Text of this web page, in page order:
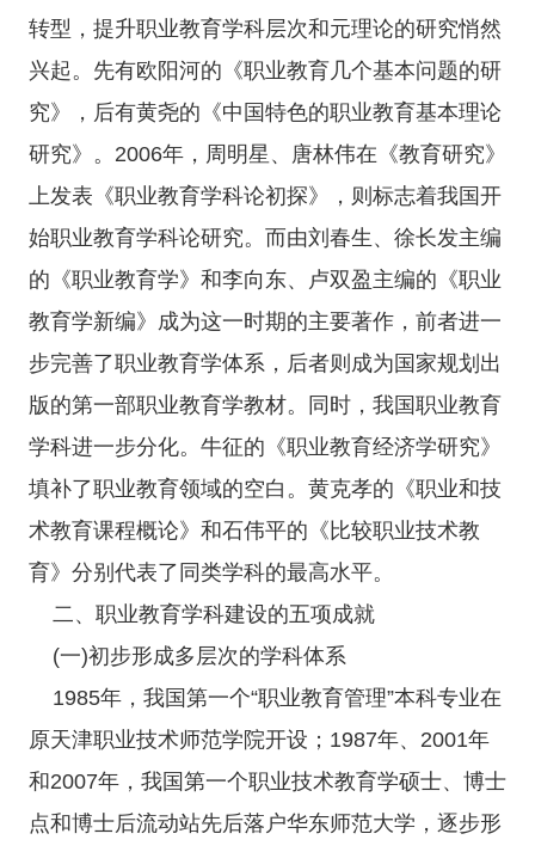
转型，提升职业教育学科层次和元理论的研究悄然
兴起。先有欧阳河的《职业教育几个基本问题的研
究》，后有黄尧的《中国特色的职业教育基本理论
研究》。2006年，周明星、唐林伟在《教育研究》
上发表《职业教育学科论初探》，则标志着我国开
始职业教育学科论研究。而由刘春生、徐长发主编
的《职业教育学》和李向东、卢双盈主编的《职业
教育学新编》成为这一时期的主要著作，前者进一
步完善了职业教育学体系，后者则成为国家规划出
版的第一部职业教育学教材。同时，我国职业教育
学科进一步分化。牛征的《职业教育经济学研究》
填补了职业教育领域的空白。黄克孝的《职业和技
术教育课程概论》和石伟平的《比较职业技术教
育》分别代表了同类学科的最高水平。
二、职业教育学科建设的五项成就
(一)初步形成多层次的学科体系
1985年，我国第一个“职业教育管理”本科专业在
原天津职业技术师范学院开设；1987年、2001年
和2007年，我国第一个职业技术教育学硕士、博士
点和博士后流动站先后落户华东师范大学，逐步形